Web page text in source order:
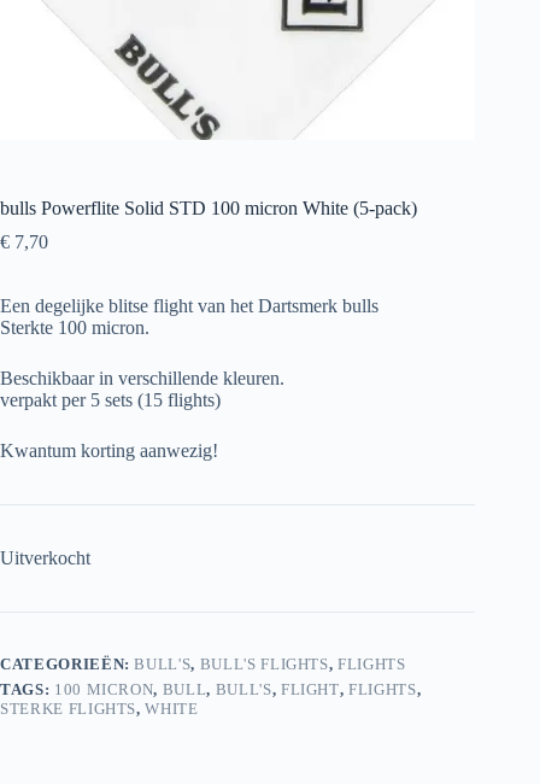
bulls Powerflite Solid STD 100 micron White (5-pack)
€ 7,70
Een degelijke blitse flight van het Dartsmerk bulls
Sterkte 100 micron.
Beschikbaar in verschillende kleuren.
verpakt per 5 sets (15 flights)
Kwantum korting aanwezig!
Uitverkocht
CATEGORIEËN:BULL'S, BULL'S FLIGHTS,FLIGHTS
TAGS: 100 MICRON, BULL, BULL'S, FLIGHT,FLIGHTS,
STERKE FLIGHTS,WHITE